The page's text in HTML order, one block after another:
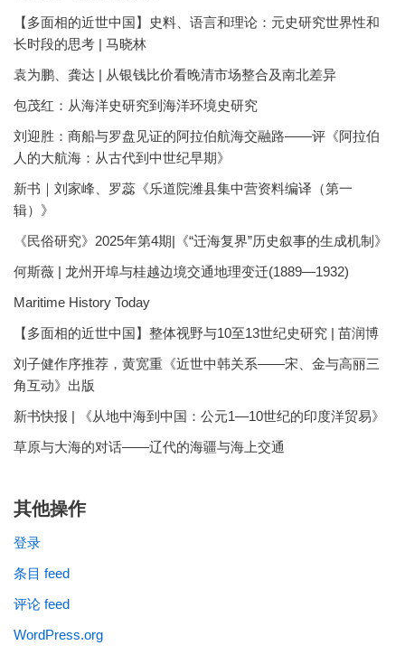
【多面相的近世中国】史料、语言和理论：元史研究世界性和
长时段的思考 | 马晓林
袁为鹏、龚达 | 从银钱比价看晚清市场整合及南北差异
包茂红：从海洋史研究到海洋环境史研究
刘迎胜：商船与罗盘见证的阿拉伯航海交融路——评《阿拉伯
人的大航海：从古代到中世纪早期》
新书｜刘家峰、罗蕊《乐道院潍县集中营资料编译（第一
辑）》
《民俗研究》2025年第4期|《“迁海复界”历史叙事的生成机制》
何斯薇 | 龙州开埠与桂越边境交通地理变迁(1889—1932)
Maritime History Today
【多面相的近世中国】整体视野与10至13世纪史研究 | 苗润博
刘子健作序推荐，黄宽重《近世中韩关系——宋、金与高丽三
角互动》出版
新书快报 | 《从地中海到中国：公元1—10世纪的印度洋贸易》
草原与大海的对话——辽代的海疆与海上交通
其他操作
登录
条目 feed
评论 feed
WordPress.org